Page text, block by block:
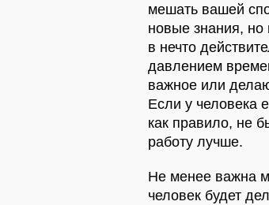
мешать вашей
новые знания,
в нечто
давлением
важное или
Если у человека
как правило, не
работу лучше.
Не менее важна
человек будет